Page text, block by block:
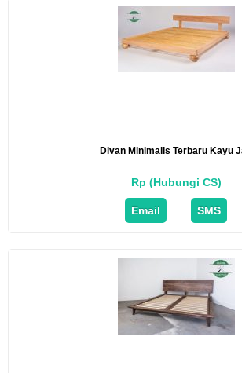
Divan Minimalis Terbaru Kayu
Rp (Hubungi CS)
Email SMS